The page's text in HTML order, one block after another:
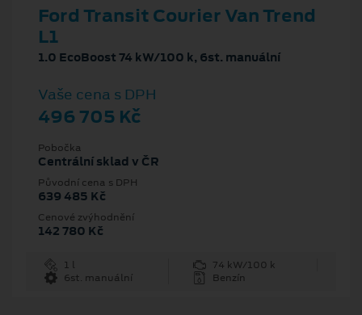
Ford Transit Courier Van Trend
L1
1.0 EcoBoost 74 kW/100 k, 6st. manuální
Vaše cena s DPH
496 705 Kč
Pobočka
Centrální sklad v ČR
Původní cena s DPH
639 485 Kč
Cenové zvýhodnění
142 780 Kč
1 l
74 kW/100 k
6st. manuální
Benzín